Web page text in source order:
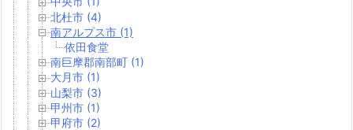
北杜市 (4)
南アルプス市 (1)
依田食堂
南巨摩郡南部町 (1)
大月市 (1)
山梨市 (3)
甲州市 (1)
甲府市 (2)